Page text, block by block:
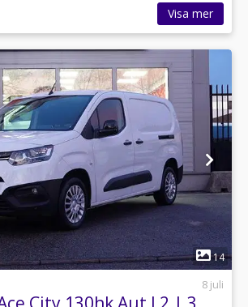
Visa mer
1
14
8 juli